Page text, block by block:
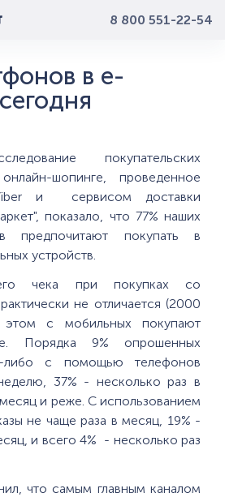
8 800 551-22-54
в e-
покупательских
шопинге, проведенное
и сервисом доставки
показало, что 77% наших
предпочитают покупать в
устройств.
чека при покупках со
не отличается (2000
с мобильных покупают
Порядка 9% опрошенных
либо с помощью телефонов
37% - несколько раз в
и реже. С использованием
не чаще раза в месяц, 19% -
и всего 4% - несколько раз
что самым главным каналом